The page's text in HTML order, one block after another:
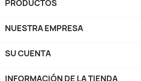
PRODUCTOS
NUESTRA EMPRESA
SU CUENTA
INFORMACIÓN DE LA TIENDA